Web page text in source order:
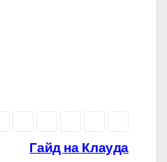
Гайд на Клауда